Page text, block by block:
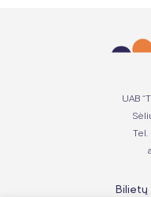
UAB
Tel.
Bilietų